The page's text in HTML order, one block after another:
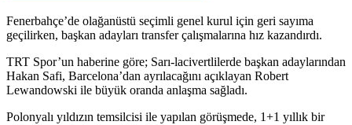
Fenerbahçe’de olağanüstü seçimli genel kurul için geri sayıma
geçilirken, başkan adayları transfer çalışmalarına hız kazandırdı.
TRT Spor’un haberine göre; Sarı-lacivertlilerde başkan adaylarından
Hakan Safi, Barcelona’dan ayrılacağını açıklayan Robert
Lewandowski ile büyük oranda anlaşma sağladı.
Polonyalı yıldızın temsilcisi ile yapılan görüşmede, 1+1 yıllık bir